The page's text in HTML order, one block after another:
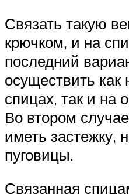
Связать такую
крючком, и на
последний
осуществить как
спицах, так и на
Во втором
иметь застежку,
пуговицы.
Связанная